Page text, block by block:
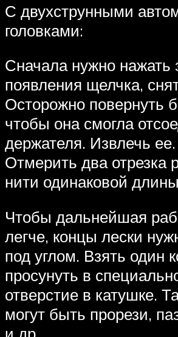
С двухструнными
головками:
Сначала нужно нажать
появления щелчка,
Осторожно повернуть
чтобы она смогла
держателя. Извлечь ее.
Отмерить два отрезка
нити одинаковой длины
Чтобы дальнейшая
легче, концы лески
под углом. Взять один
просунуть в
отверстие в катушке.
могут быть прорези,